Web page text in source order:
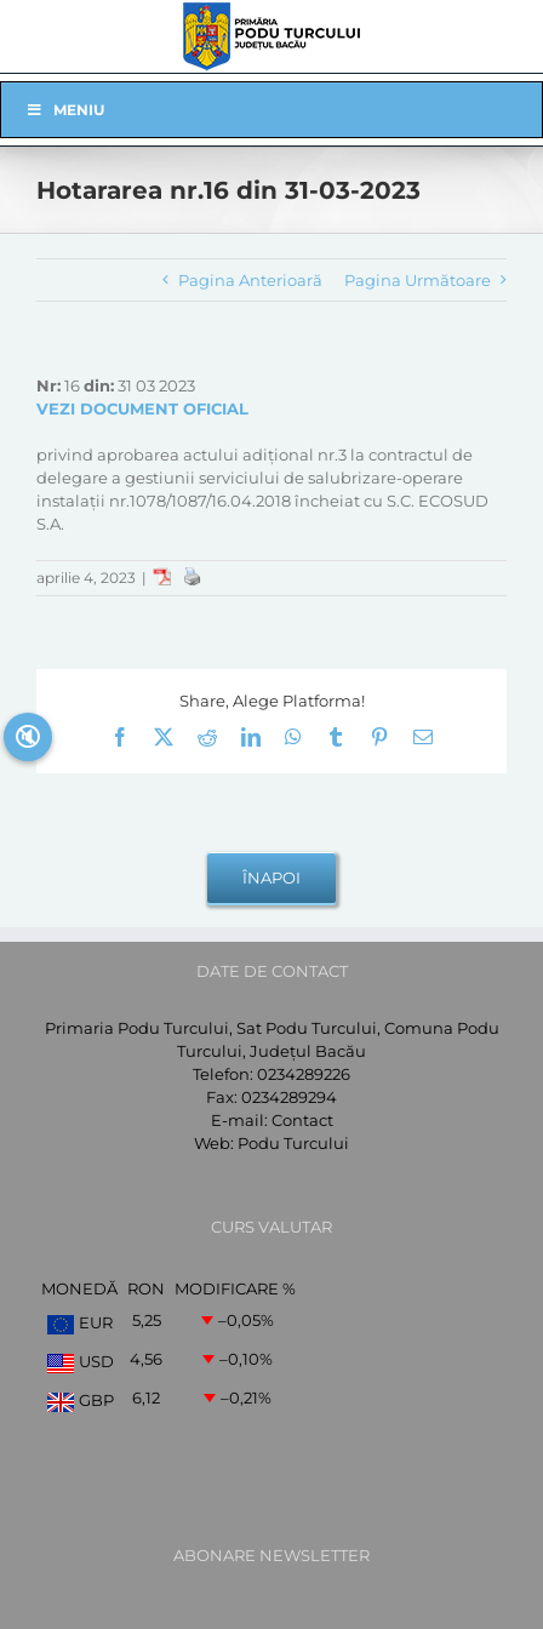
Navigation
MENIU
Hotararea nr.16 din 31-03-2023
Pagina Anterioară Pagina Următoare
Nr:16din:31 03 2023
VEZI DOCUMENT OFICIAL
privind aprobarea actului adițional nr.3 la contractul de
delegare a gestiunii serviciului de salubrizare-operare
instalații nr.1078/1087/16.04.2018 încheiat cu S.C. ECOSUD
S.A.
aprilie 4, 2023 |
Share, Alege Platforma!
Facebook
RedditLinkedInWhatsApp
Tumblr Pinterest
E-
DATE DE CONTACT
Primaria Podu Turcului, Sat Podu Turcului, Comuna Podu
Turcului, Județul Bacău
Telefon: 0234289226
Fax: 0234289294
E-mail: Contact
Web: Podu Turcului
CURS VALUTAR
MONEDĂ RON
MODIFICARE %
EUR
5,25 –0,05%
USD 4,56 –0,10%
GBP 6,12 –0,21%
ABONARE NEWSLETTER
🔇